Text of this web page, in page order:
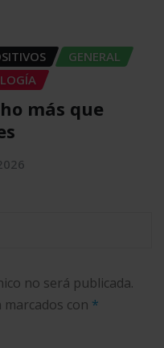
GENERAL
más que
no será publicada.
con *